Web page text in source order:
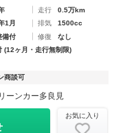
走行
0.5万km
1月 排気
1500cc
備付 修復
なし
(12ヶ月・走行無制限)
商談可
ーンカー多良見
お気に入り